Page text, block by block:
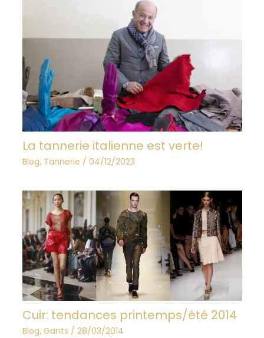
La tannerie italienne est verte!
Blog, Tannerie / 04/12/2023
Cuir: tendances printemps/été 2014
Blog, Gants / 28/03/2014